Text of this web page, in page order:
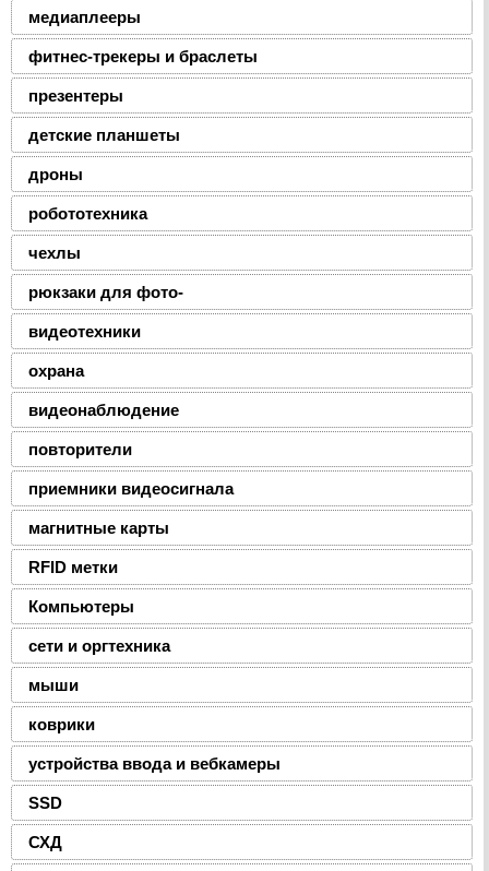
медиаплееры
фитнес-трекеры и браслеты
презентеры
детские планшеты
дроны
робототехника
чехлы
рюкзаки для фото-
видеотехники
охрана
видеонаблюдение
повторители
приемники видеосигнала
магнитные карты
RFID метки
Компьютеры
сети и оргтехника
мыши
коврики
устройства ввода и вебкамеры
SSD
СХД